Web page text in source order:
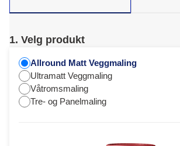
1. Velg produkt
Allround Matt Veggmaling
Ultramatt Veggmaling
Våtromsmaling
Tre- og Panelmaling